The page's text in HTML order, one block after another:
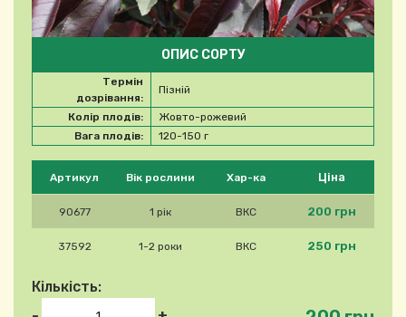
Будь ласка, виберіть продукт
Артикул Вік рослини Хар-ка Ціна
90677 1 рік ВКС 200 грн
37592 1-2 роки ВКС 250 грн
Кількість:
ОПИС СОРТУ
Термін
дозрівання:
Пізній
Колір плодів:
Жовто-рожевий
Вага плодів:
120-150 г